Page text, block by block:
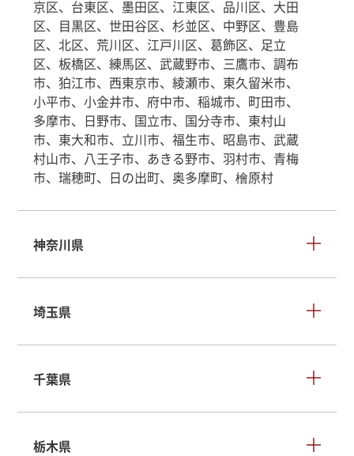
京区、台東区、墨田区、江東区、品川区、大田
区、目黒区、世田谷区、杉並区、中野区、豊島
区、北区、荒川区、江戸川区、葛飾区、足立
区、板橋区、練馬区、武蔵野市、三鷹市、調布
市、狛江市、西東京市、綾瀬市、東久留米市、
小平市、小金井市、府中市、稲城市、町田市、
多摩市、日野市、国立市、国分寺市、東村山
市、東大和市、立川市、福生市、昭島市、武蔵
村山市、八王子市、あきる野市、羽村市、青梅
市、瑞穂町、日の出町、奥多摩町、檜原村
神奈川県
埼玉県
千葉県
栃木県